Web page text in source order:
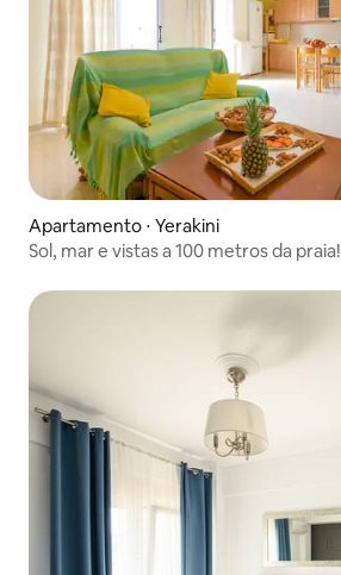
Apartamento ⋅ Yerakini
Sol, mar e vistas a 100 metros da praia!